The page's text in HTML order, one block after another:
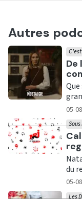
Autres
De
05-
du
05-
Les